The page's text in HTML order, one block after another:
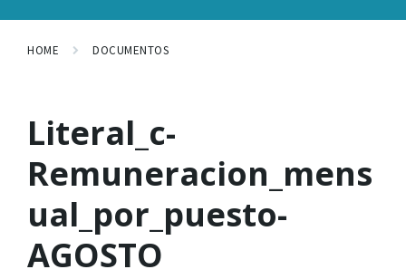
HOME DOCUMENTOS
Literal_c-
Remuneracion_mens
ual_por_puesto-
AGOSTO